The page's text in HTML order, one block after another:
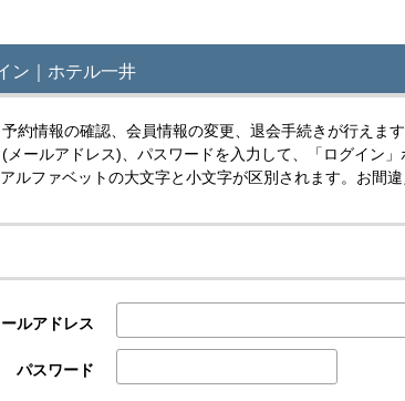
ン｜ホテル一井
約情報の確認、会員情報の変更、退会手続きが行えます
メールアドレス)、パスワードを入力して、「ログイン」
ルファベットの大文字と小文字が区別されます。お間違
ルアドレス
パスワード